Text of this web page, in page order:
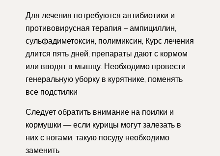
Для лечения потребуются антибиотики и
противовирусная терапия – ампициллин,
сульфадиметоксин, полимиксин, Курс лечения
длится пять дней, препараты дают с кормом
или вводят в мышцу. Необходимо провести
генеральную уборку в курятнике, поменять
все подстилки
Следует обратить внимание на поилки и
кормушки — если курицы могут залезать в
них с ногами, такую посуду необходимо
заменить